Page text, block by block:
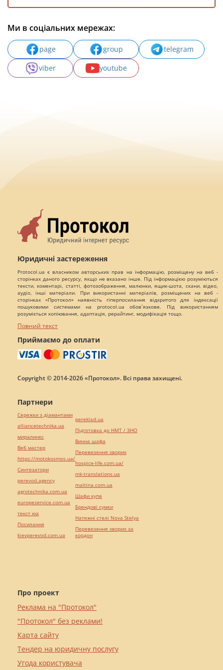
Ми в соціальних мережах:
page group
telegram
viber
youtube
Юридичні застереження
Protocol.ua є власником авторських прав на інформацію, розміщену на веб -
сторінках даного ресурсу, якщо не вказано інше. Під інформацією розуміються
тексти, коментарі, статті, фотозображення, малюнки, ящик-шота, скани, відео,
аудіо, інші матеріали. При використанні матеріалів, розміщених на веб -
сторінках «Протокол» наявність гіперпосилання відкритого для індексації
пошуковими системами на protocol.ua обов`язкове. Під використанням
розуміється копіювання, адаптація, рерайтинг, модифікація тощо.
Повний текст
Приймаємо до оплати
Copyright © 2014-2026 «Протокол». Всі права захищені.
Про проект
Реклама на "Протокол"
"Протокол" без реклами!
Карта сайту
Тендер на юридичну послугу
Угода користувача
Партнери
Сережки з діамантами
alliancetechnika.ua
миралинкс
Веб мастер
https://motokosmos.ua/
Синтезатори
perevod.agency
agrotechnika.com.ua
europeservice.com.ua
текст юа
Посилання
kievperevod.com.ua
pereklad.ua
Підготовка до НМТ / ЗНО
Винна шафа
Перевезення хворих
hospice-life.com.ua/
mk-translations.ua
maltina.com.ua
Шафи купе
Брендові сумки
Натяжні стелі Nova Stelya
Перевезення хворих за
кордон